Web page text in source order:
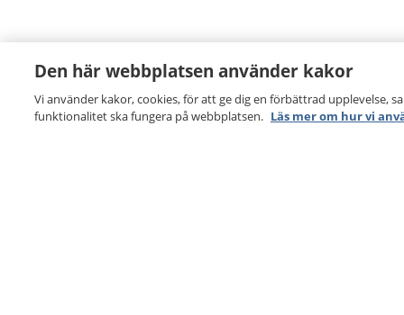
Den här webbplatsen använder kakor
Vi använder kakor, cookies, för att ge dig en förbättrad upplevelse,
funktionalitet ska fungera på webbplatsen. Läs mer om hur vi